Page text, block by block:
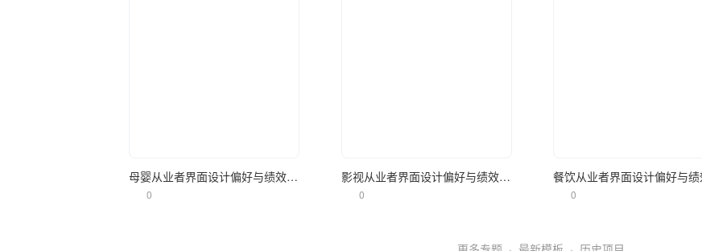
母婴从业者界面设计偏好与绩效满意度调查
0
影视从业者界面设计偏好与绩效满意度调查
0 0